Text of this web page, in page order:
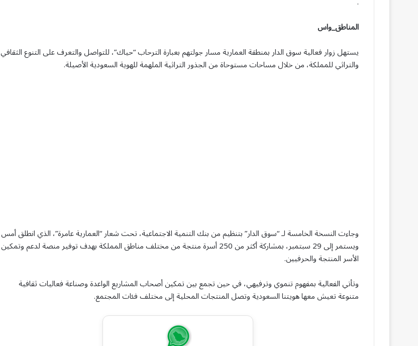
المناطق_واس
يستهل زوار فعالية سوق الدار بمنطقة العمارية مسار جولتهم بعبارة الترحاب “حياك”، للتواصل والتعرف على التنوع الثقافي
والتراثي للمملكة، من خلال مساحات مستوحاة من الجذور التراثية الملهمة للهوية السعودية الأصيلة.
وجاءت النسخة الخامسة لـ “سوق الدار” بتنظيم من بنك التنمية الاجتماعية، تحت شعار “العمارية عامرة”، الذي انطلق أمس
ويستمر إلى 29 سبتمبر، بمشاركة أكثر من 250 أسرة منتجة من مختلف مناطق المملكة بهدف توفير منصة لدعم وتمكين
الأسر المنتجة والحرفيين.
وتأتي الفعالية بمفهوم تنموي وترفيهي، في حين تجمع بين تمكين أصحاب المشاريع الواعدة وصناعة فعاليات ثقافية
متنوعة تعيش معها هويتنا السعودية وتصل المنتجات المحلية إلى مختلف فئات المجتمع.